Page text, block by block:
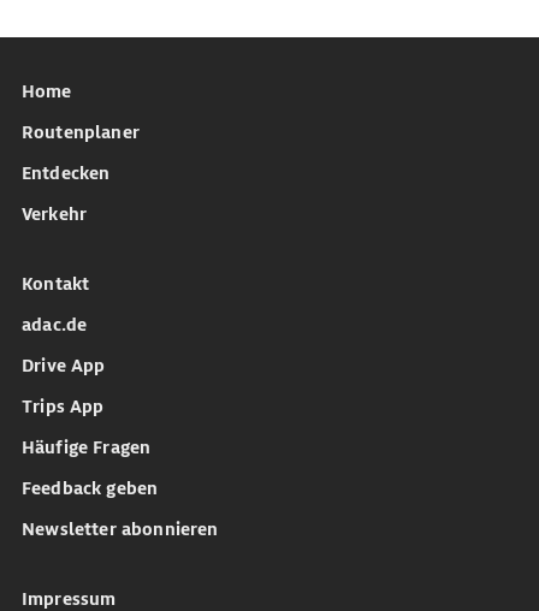
Home
Routenplaner
Entdecken
Verkehr
Kontakt
adac.de
Drive App
Trips App
Häufige Fragen
Feedback geben
Newsletter abonnieren
Impressum